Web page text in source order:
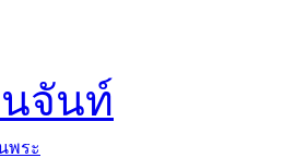
จันท์
พระ